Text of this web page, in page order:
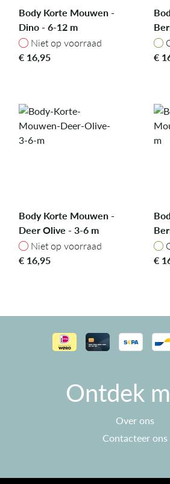
Body Korte Mouwen -
Dino - 6-12 m
Niet op voorraad
Niet op voorraad
€ 16,95
€
Body Korte Mouwen -
Deer Olive - 3-6 m
Niet op voorraad
Niet op voorraad
€ 16,95
€
Ontdek
Over ons
Contacteer ons